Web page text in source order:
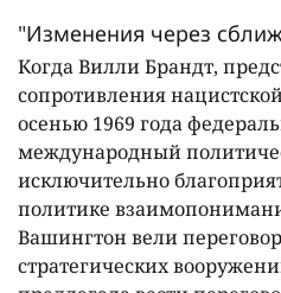
"Изменения через
Когда Вилли Брандт,
сопротивления
осенью 1969 года
международный
исключительно
политике
Вашингтон вели
стратегических